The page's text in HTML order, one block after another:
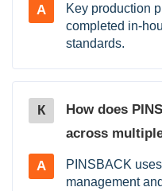
A
Key production
completed in-
standards.
К
How does
across
A
PINSBACK
management